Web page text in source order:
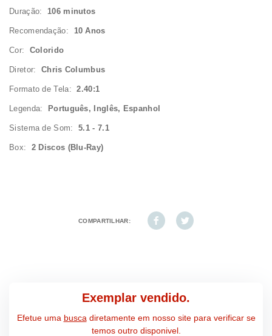
Duração: 106 minutos
Recomendação: 10 Anos
Cor: Colorido
Diretor: Chris Columbus
Formato de Tela:2.40:1
Legenda: Português, Inglês, Espanhol
Sistema de Som:5.1 - 7.1
Box: 2 Discos (Blu-Ray)
COMPARTILHAR:
Exemplar vendido.
Efetue uma busca diretamente em nosso site para verificar se
temos outro disponivel.